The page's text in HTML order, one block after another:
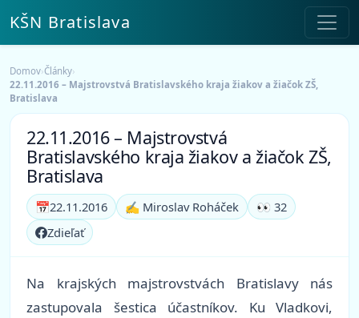
KŠN Bratislava
Domov›Články›
22.11.2016 – Majstrovstvá Bratislavského kraja žiakov a žiačok ZŠ,
Bratislava
22.11.2016 – Majstrovstvá
Bratislavského kraja žiakov a žiačok ZŠ,
Bratislava
📅22.11.2016 ✍️ Miroslav Roháček
👀 32
Zdieľať
Na krajských majstrovstvách Bratislavy nás
zastupovala šestica účastníkov. Ku Vladkovi,